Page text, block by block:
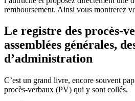
remboursement. Ainsi vous montrerez
Le registre des procès-
assemblées générales,
d’administration
C’est un grand livre, encore souvent
procès-verbaux (PV) qui y sont collés.